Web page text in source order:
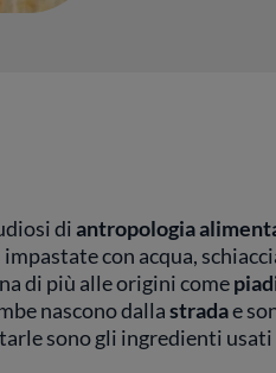
diantropologia
impastate con acqua,
di più alle origini come
nascono dallastradae
sono gli ingredienti